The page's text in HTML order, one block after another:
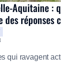
Aquitaine :
réponses
qui ravagent